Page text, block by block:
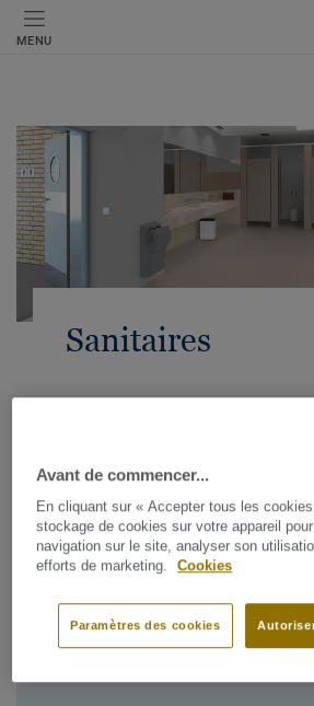
MENU
Sanitaires
Pour entretenir l'hygiène et la
revêtement de sol facile à entretenir,
étanche. Le nettoyage est facilité
de surface et assure confort pour
dans les établissements sportifs.
Avant de commencer...
En cliquant sur « Accepter tous les
stockage de cookies sur votre appareil
navigation sur le site, analyser son
efforts de marketing.
Cookies
Paramètres des cookies